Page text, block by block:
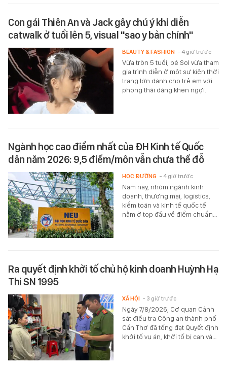
Con gái Thiên An và Jack gây chú ý khi diễn
catwalk ở tuổi lên 5, visual "sao y bản chính"
Vừa tròn 5 tuổi, bé Sol vừa tham
gia trình diễn ở một sự kiện thời
trang lớn dành cho trẻ em với
phong thái đáng khen ngợi.
BEAUTY & FASHION - 4 giờ trước
Ngành học cao điểm nhất của ĐH Kinh tế Quốc
dân năm 2026: 9,5 điểm/môn vẫn chưa thể đỗ
Năm nay, nhóm ngành kinh
doanh, thương mại, logistics,
kiểm toán và kinh tế quốc tế
nằm ở top đầu về điểm chuẩn…
HỌC ĐƯỜNG - 4 giờ trước
Ra quyết định khởi tố chủ hộ kinh doanh Huỳnh Hạ
Thi SN 1995
Ngày 7/8/2026, Cơ quan Cảnh
sát điều tra Công an thành phố
Cần Thơ đã tống đạt Quyết định
khởi tố vụ án, khởi tố bị can và…
XÃ HỘI - 3 giờ trước